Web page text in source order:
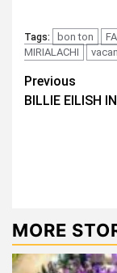
Tags: bon ton
MIRIALACHI
Reading
Previous
BILLIE EILISH
MORE